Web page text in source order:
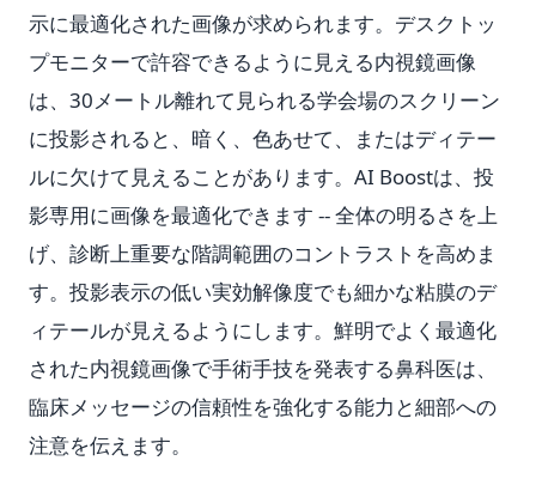
示に最適化された画像が求められます。デスクトッ
プモニターで許容できるように見える内視鏡画像
は、30メートル離れて見られる学会場のスクリーン
に投影されると、暗く、色あせて、またはディテー
ルに欠けて見えることがあります。AI Boostは、投
影専用に画像を最適化できます -- 全体の明るさを上
げ、診断上重要な階調範囲のコントラストを高めま
す。投影表示の低い実効解像度でも細かな粘膜のデ
ィテールが見えるようにします。鮮明でよく最適化
された内視鏡画像で手術手技を発表する鼻科医は、
臨床メッセージの信頼性を強化する能力と細部への
注意を伝えます。